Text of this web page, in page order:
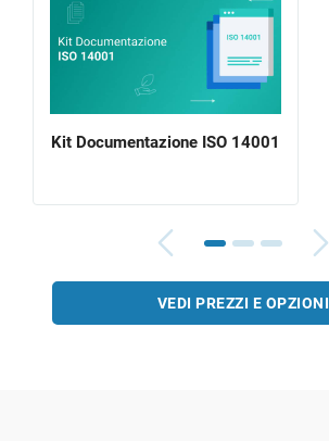
Kit Documentazione ISO 14001
VEDI PREZZI E OPZIONI